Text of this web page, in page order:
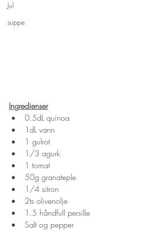
Jul
suppe
Ingredienser
0.5dL quinoa
1dL vann
1 gulrot
1/3 agurk
1 tomat
50g granateple
1/4 sitron
2ts olivenolje
1.5 håndfull persille
Salt og pepper